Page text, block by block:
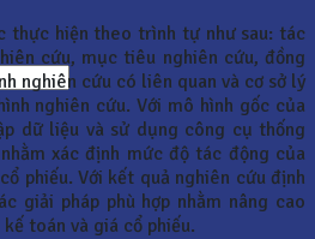
thực hiện theo trình tự như sau: tác
cứu, mục tiêu nghiên cứu, đồng
nghiên cứu có liên quan và cơ sở lý
nghiên cứu. Với mô hình gốc của
dữ liệu và sử dụng công cụ thống
xác định mức độ tác động của
phiếu. Với kết quả nghiên cứu định
giải pháp phù hợp nhằm nâng cao
toán và giá cổ phiếu.